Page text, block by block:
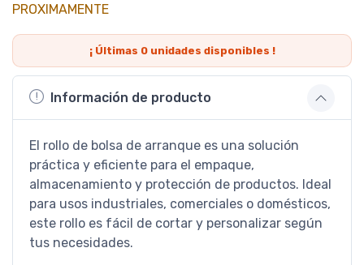
PROXIMAMENTE
¡ Últimas 0unidades disponibles !
Información de producto
El rollo de bolsa de arranque es una solución
práctica y eficiente para el empaque,
almacenamiento y protección de productos. Ideal
para usos industriales, comerciales o domésticos,
este rollo es fácil de cortar y personalizar según
tus necesidades.